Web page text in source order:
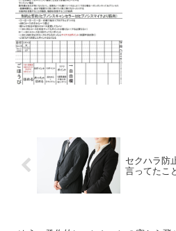
セクハラ防
言ってたこ